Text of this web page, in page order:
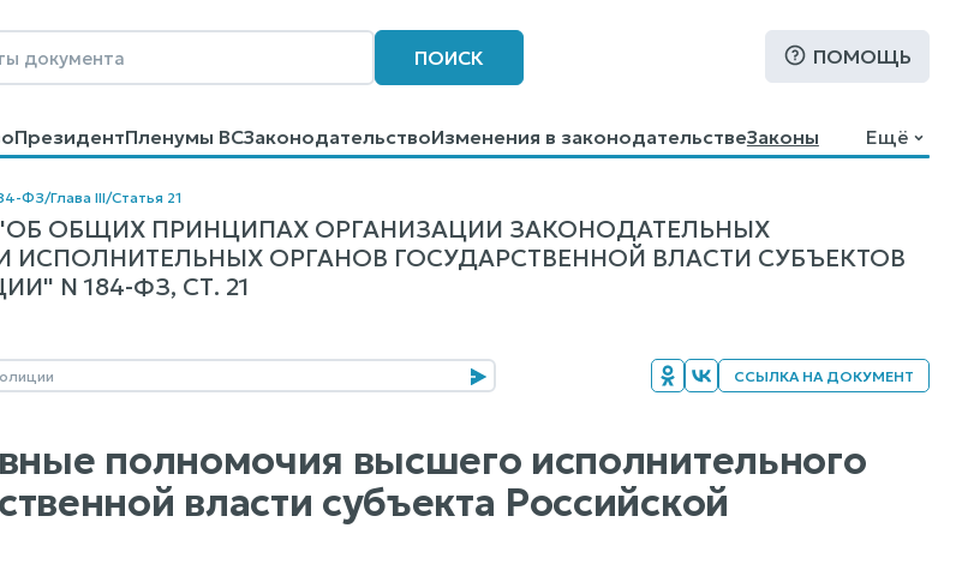
ПОИСК ПОМОЩЬ
ПрезидентПленумы ВСЗаконодательствоИзменения в законодательствеЗаконы
ПомощьПоиск
Ещё
ФЗ/Глава III/Статья 21
ОБЩИХ ПРИНЦИПАХ ОРГАНИЗАЦИИ ЗАКОНОДАТЕЛЬНЫХ
ИСПОЛНИТЕЛЬНЫХ ОРГАНОВ ГОСУДАРСТВЕННОЙ ВЛАСТИ СУБЪЕКТОВ
N 184-ФЗ, СТ. 21
ССЫЛКА НА ДОКУМЕНТ
полномочия высшего исполнительного
власти субъекта Российской